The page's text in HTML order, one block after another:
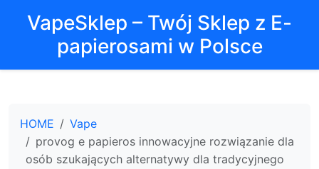
VapeSklep – Twój Sklep z E-
papierosami w Polsce
HOME
Vape
provog e papieros innowacyjne rozwiązanie dla
osób szukających alternatywy dla tradycyjnego